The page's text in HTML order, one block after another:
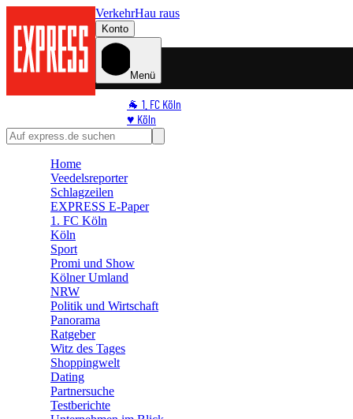
VerkehrHau raus
Konto
Menü
🐐 1. FC Köln
♥️ Köln
⭐ Promi
🛒 Shoppingwelt
Home
Veedelsreporter
Schlagzeilen
EXPRESS E-Paper
1. FC Köln
Köln
Sport
Promi und Show
Kölner Umland
NRW
Politik und Wirtschaft
Panorama
Ratgeber
Witz des Tages
Shoppingwelt
Dating
Partnersuche
Testberichte